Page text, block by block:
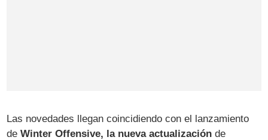
Las novedades llegan coincidiendo con el lanzamiento
deWinter Offensive, la nueva actualización de